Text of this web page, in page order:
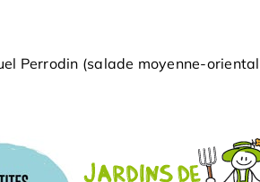
Perrodin (salade moyenne-